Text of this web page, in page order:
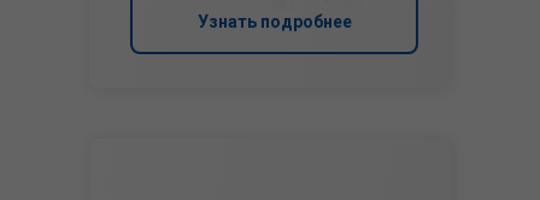
Узнать подробнее